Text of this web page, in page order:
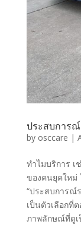
ประสบการ
by osccare |
ทำไมบริการ เ
ของคนยุคใหม่
“ประสบการณ์
เป็นตัวเลือกที่
ภาพลักษณ์ที่ดูเ